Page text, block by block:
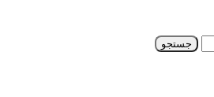
جستجو